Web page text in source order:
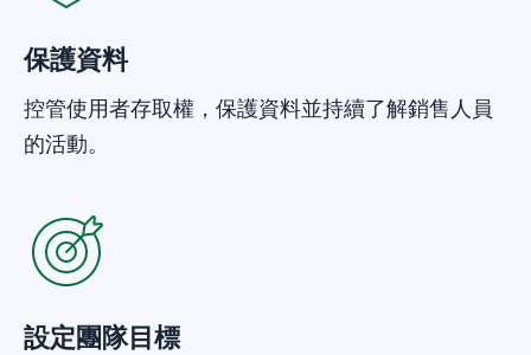
保護資料
控管使用者存取權，保護資料並持續了解銷售人員
的活動。
設定團隊目標